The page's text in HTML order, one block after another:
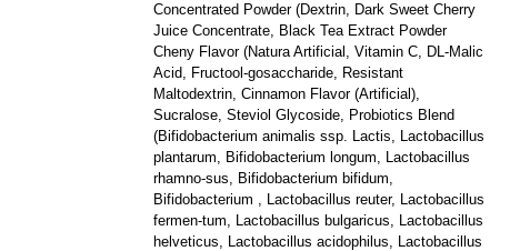
Concentrated Powder (Dextrin, Dark Sweet Cherry
Juice Concentrate, Black Tea Extract Powder
Cheny Flavor (Natura Artificial, Vitamin C, DL-Malic
Acid, Fructool-gosaccharide, Resistant
Maltodextrin, Cinnamon Flavor (Artificial),
Sucralose, Steviol Glycoside, Probiotics Blend
(Bifidobacterium animalis ssp. Lactis, Lactobacillus
plantarum, Bifidobacterium longum, Lactobacillus
rhamno-sus, Bifidobacterium bifidum,
Bifidobacterium , Lactobacillus reuter, Lactobacillus
fermen-tum, Lactobacillus bulgaricus, Lactobacillus
helveticus, Lactobacillus acidophilus, Lactobacillus